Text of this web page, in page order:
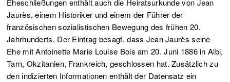
Eheschließungen enthält auch die Heiratsurkunde von Jean
Jaurès, einem Historiker und einem der Führer der
französischen sozialistischen Bewegung des frühen 20.
Jahrhunderts. Der Eintrag besagt, dass Jean Jaurès seine
Ehe mit Antoinette Marie Louise Bois am 20. Juni 1886 in Albi,
Tarn, Okzitanien, Frankreich, geschlossen hat. Zusätzlich zu
den indizierten Informationen enthält der Datensatz ein